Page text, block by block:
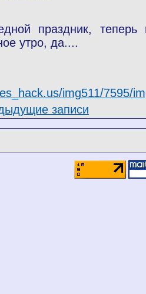
праздник, теперь
утро, да....
записи